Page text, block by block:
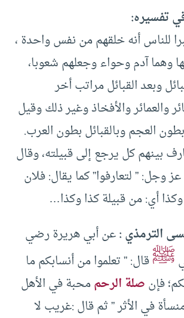
تفسيره:
للناس أنه خلقهم من نفس واحدة ،
وهما آدم وحواء وجعلهم شعوبا،
وبعد القبائل مراتب أخر
والعمائر والأفخاذ وغير ذلك وقيل
العجم وبالقبائل بطون العرب.
بينهم كل يرجع إلى قبيلته، وقال
وجل: ” لتعارفوا” كما يقال: فلان
أي: من قبيلة كذا وكذا…
الترمذي :عن أبي هريرة رضي
ﷺقال: ” تعلموا من أنسابكم ما
فإنصلة الرحممحبة في الأهل
في الأثر ” ثم قال :غريب لا